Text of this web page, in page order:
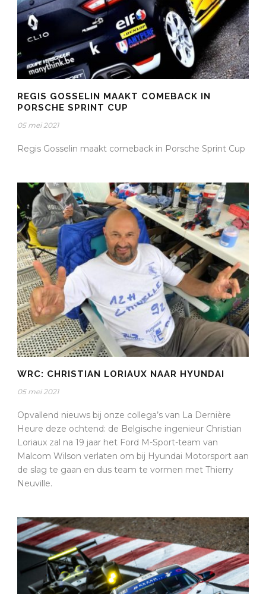
REGIS GOSSELIN MAAKT COMEBACK IN
PORSCHE SPRINT CUP
05 mei 2021
Regis Gosselin maakt comeback in Porsche Sprint Cup
WRC: CHRISTIAN LORIAUX NAAR HYUNDAI
05 mei 2021
Opvallend nieuws bij onze collega’s van La Dernière
Heure deze ochtend: de Belgische ingenieur Christian
Loriaux zal na 19 jaar het Ford M-Sport-team van
Malcom Wilson verlaten om bij Hyundai Motorsport aan
de slag te gaan en dus team te vormen met Thierry
Neuville.